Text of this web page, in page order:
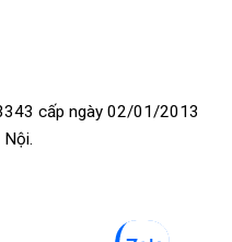
cấp ngày 02/01/2013